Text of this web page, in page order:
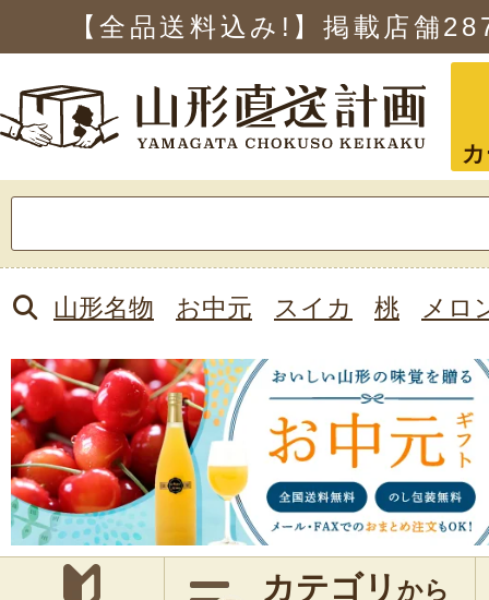
【全品送料込み!】掲載店舗
索:
山形名物 お中元 スイカ 桃 メロ
カテゴリ から